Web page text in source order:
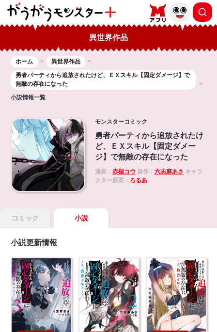
異世界作品
ホーム
異世界作品
勇者パーティから追放されたけど、ＥＸスキル【固定ダメージ】で
無敵の存在になった
小説情報一覧
モンスターコミック
勇者パーティから追放されたけ
ど、ＥＸスキル【固定ダメー
ジ】で無敵の存在になった
漫画： 赤槻コウ 原作： 六志麻あさ キャラ
クター原案： ろるあ
コミック 小説
小説更新情報
恋人を寝取られ、勇者
パーティから追放され
た…
本を買う
恋人を寝取られ、勇者
パーティから追放され
た…
本を買う
恋人を寝取られ、勇者
パーティから追放され
た…
本を買う